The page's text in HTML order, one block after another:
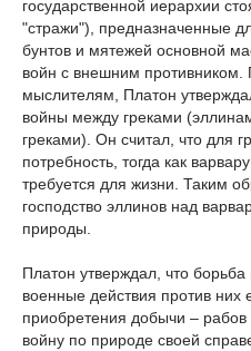
государственной иерархии
"стражи"), предназначенные
бунтов и мятежей основной
войн с внешним противником.
мыслителям, Платон
войны между греками
греками). Он считал, что для
потребность, тогда как
требуется для жизни. Таким
господство эллинов над
природы.
Платон утверждал, что борьба
военные действия против них
приобретения добычи –
войну по природе своей